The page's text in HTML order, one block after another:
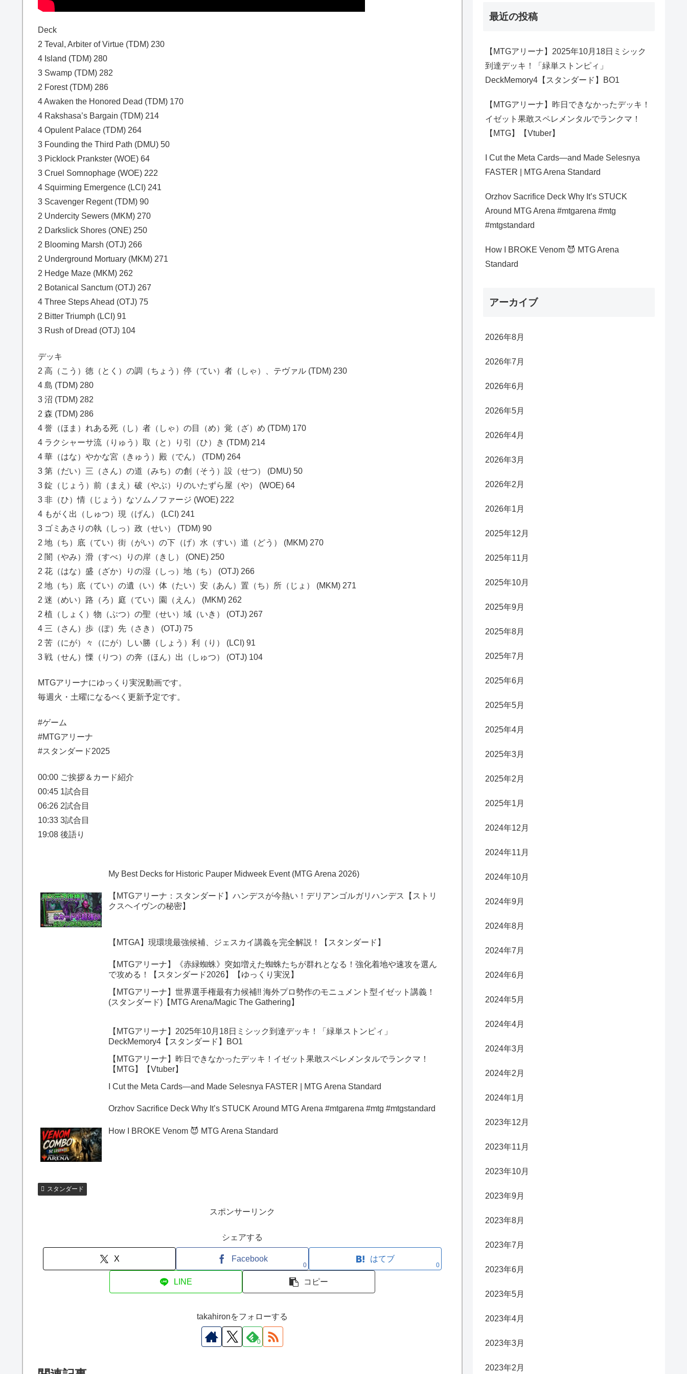
Deck
2 Teval, Arbiter of Virtue (TDM) 230
4 Island (TDM) 280
3 Swamp (TDM) 282
2 Forest (TDM) 286
4 Awaken the Honored Dead (TDM) 170
4 Rakshasa’s Bargain (TDM) 214
4 Opulent Palace (TDM) 264
3 Founding the Third Path (DMU) 50
3 Picklock Prankster (WOE) 64
3 Cruel Somnophage (WOE) 222
4 Squirming Emergence (LCI) 241
3 Scavenger Regent (TDM) 90
2 Undercity Sewers (MKM) 270
2 Darkslick Shores (ONE) 250
2 Blooming Marsh (OTJ) 266
2 Underground Mortuary (MKM) 271
2 Hedge Maze (MKM) 262
2 Botanical Sanctum (OTJ) 267
4 Three Steps Ahead (OTJ) 75
2 Bitter Triumph (LCI) 91
3 Rush of Dread (OTJ) 104
デッキ
2 高（こう）徳（とく）の調（ちょう）停（てい）者（しゃ）、テヴァル (TDM) 230
4 島 (TDM) 280
3 沼 (TDM) 282
2 森 (TDM) 286
4 誉（ほま）れある死（し）者（しゃ）の目（め）覚（ざ）め (TDM) 170
4 ラクシャーサ流（りゅう）取（と）り引（ひ）き (TDM) 214
4 華（はな）やかな宮（きゅう）殿（でん） (TDM) 264
3 第（だい）三（さん）の道（みち）の創（そう）設（せつ） (DMU) 50
3 錠（じょう）前（まえ）破（やぶ）りのいたずら屋（や） (WOE) 64
3 非（ひ）情（じょう）なソムノファージ (WOE) 222
4 もがく出（しゅつ）現（げん） (LCI) 241
3 ゴミあさりの執（しっ）政（せい） (TDM) 90
2 地（ち）底（てい）街（がい）の下（げ）水（すい）道（どう） (MKM) 270
2 闇（やみ）滑（すべ）りの岸（きし） (ONE) 250
2 花（はな）盛（ざか）りの湿（しっ）地（ち） (OTJ) 266
2 地（ち）底（てい）の遺（い）体（たい）安（あん）置（ち）所（じょ） (MKM) 271
2 迷（めい）路（ろ）庭（てい）園（えん） (MKM) 262
2 植（しょく）物（ぶつ）の聖（せい）域（いき） (OTJ) 267
4 三（さん）歩（ぽ）先（さき） (OTJ) 75
2 苦（にが）々（にが）しい勝（しょう）利（り） (LCI) 91
3 戦（せん）慄（りつ）の奔（ほん）出（しゅつ） (OTJ) 104
MTGアリーナにゆっくり実況動画です。
毎週火・土曜になるべく更新予定です。
#ゲーム
#MTGアリーナ
#スタンダード2025
00:00 ご挨拶＆カード紹介
00:45 1試合目
06:26 2試合目
10:33 3試合目
19:08 後語り
My Best Decks for Historic Pauper Midweek Event (MTG Arena 2026)
【MTGアリーナ：スタンダード】ハンデスが今熱い！デリアンゴルガリハンデス【ストリ
クスヘイヴンの秘密】
【MTGA】現環境最強候補、ジェスカイ講義を完全解説！【スタンダード】
【MTGアリーナ】《赤緑蜘蛛》突如増えた蜘蛛たちが群れとなる！強化着地や速攻を選ん
で攻める！【スタンダード2026】【ゆっくり実況】
【MTGアリーナ】世界選手権最有力候補!! 海外プロ勢作のモニュメント型イゼット講義！
(スタンダード)【MTG Arena/Magic The Gathering】
【MTGアリーナ】2025年10月18日ミシック到達デッキ！「緑単ストンピィ」
DeckMemory4【スタンダード】BO1
【MTGアリーナ】昨日できなかったデッキ！イゼット果敢スペレメンタルでランクマ！
【MTG】【Vtuber】
I Cut the Meta Cards—and Made Selesnya FASTER | MTG Arena Standard
Orzhov Sacrifice Deck Why It’s STUCK Around MTG Arena #mtgarena #mtg #mtgstandard
How I BROKE Venom 😈 MTG Arena Standard
スタンダード
スポンサーリンク
シェアする
X Facebook
0
はてブ
0
LINE コピー
takahironをフォローする
0
最近の投稿
【MTGアリーナ】2025年10月18日ミシック
到達デッキ！「緑単ストンピィ」
DeckMemory4【スタンダード】BO1
【MTGアリーナ】昨日できなかったデッキ！
イゼット果敢スペレメンタルでランクマ！
【MTG】【Vtuber】
I Cut the Meta Cards—and Made Selesnya
FASTER | MTG Arena Standard
Orzhov Sacrifice Deck Why It’s STUCK
Around MTG Arena #mtgarena #mtg
#mtgstandard
How I BROKE Venom 😈 MTG Arena
Standard
アーカイブ
2026年8月
2026年7月
2026年6月
2026年5月
2026年4月
2026年3月
2026年2月
2026年1月
2025年12月
2025年11月
2025年10月
2025年9月
2025年8月
2025年7月
2025年6月
2025年5月
2025年4月
2025年3月
2025年2月
2025年1月
2024年12月
2024年11月
2024年10月
2024年9月
2024年8月
2024年7月
2024年6月
2024年5月
2024年4月
2024年3月
2024年2月
2024年1月
2023年12月
2023年11月
2023年10月
2023年9月
2023年8月
2023年7月
2023年6月
2023年5月
2023年4月
2023年3月
2023年2月